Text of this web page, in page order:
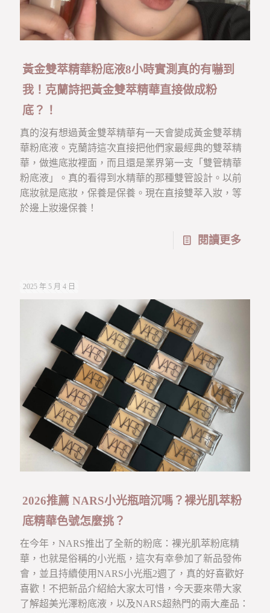
黃金雙萃精華粉底液8小時實測真的有嚇到
我！克蘭詩把黃金雙萃精華直接做成粉
底？！
真的沒有想過黃金雙萃精華有一天會變成黃金雙萃精
華粉底液。克蘭詩這次直接把他們家最經典的雙萃精
華，做進底妝裡面，而且還是業界第一支「雙管精華
粉底液」。真的看得到水精華的那種雙管設計。以前
底妝就是底妝，保養是保養。現在直接雙萃入妝，等
於邊上妝邊保養！
閱讀更多
2025 年 5 月 4 日
2026推薦 NARS小光瓶暗沉嗎？裸光肌萃粉
底精華色號怎麼挑？
在今年，NARS推出了全新的粉底：裸光肌萃粉底精
華，也就是俗稱的小光瓶，這次有幸參加了新品發佈
會，並且持續使用NARS小光瓶2週了，真的好喜歡好
喜歡！不把新品介紹給大家太可惜，今天要來帶大家
了解超美光澤粉底液，以及NARS超熱門的兩大產品：